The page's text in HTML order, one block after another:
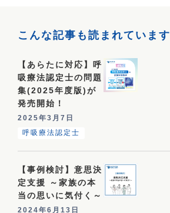
こんな記事も読まれています
【あらたに対応】呼
吸療法認定士の問題
集(2025年度版)が
発売開始！
2025年3月7日
呼吸療法認定士
【事例検討】意思決
定支援 ～家族の本
当の思いに気付く～
2024年6月13日